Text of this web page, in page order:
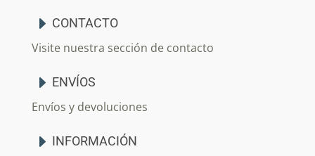
CONTACTO
Visite nuestra sección de contacto
ENVÍOS
Envíos y devoluciones
INFORMACIÓN